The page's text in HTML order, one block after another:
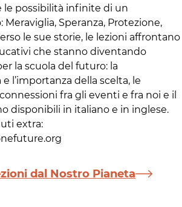
le possibilità infinite di un
Speranza, Protezione,
le sue storie, le lezioni affrontano
che stanno diventando
la scuola del futuro: la
l’importanza della scelta, le
fra gli eventi e fra noi e il
disponibili in italiano e in inglese.
extra:
dal Nostro Pianeta